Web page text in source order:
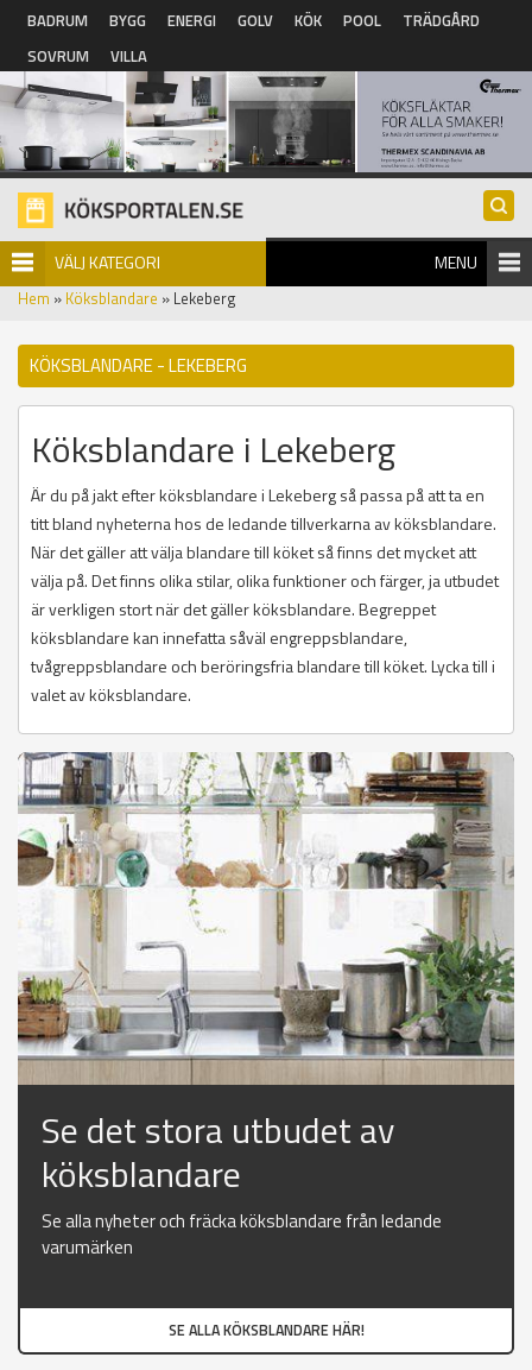
Hoppa till huvudinnehåll
BADRUM BYGG ENERGI GOLV KÖK POOL
TRÄDGÅRD
SOVRUM
VILLA
VÄLJ KATEGORI MENU
Hem » Köksblandare » Lekeberg
KÖKSBLANDARE - LEKEBERG
Köksblandare i Lekeberg
Är du på jakt efter köksblandare i Lekeberg så passa på att ta en
titt bland nyheterna hos de ledande tillverkarna av köksblandare.
När det gäller att välja blandare till köket så finns det mycket att
välja på. Det finns olika stilar, olika funktioner och färger, ja utbudet
är verkligen stort när det gäller köksblandare. Begreppet
köksblandare kan innefatta såväl engreppsblandare,
tvågreppsblandare och beröringsfria blandare till köket. Lycka till i
valet av köksblandare.
Se det stora utbudet av
köksblandare
Se alla nyheter och fräcka köksblandare från ledande
varumärken
SE ALLA KÖKSBLANDARE HÄR!